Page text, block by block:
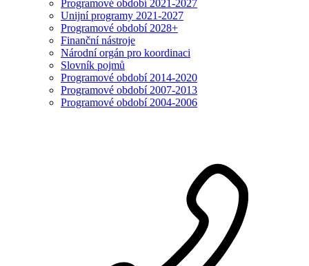
Programové období 2021-2027
Unijní programy 2021-2027
Programové období 2028+
Finanční nástroje
Národní orgán pro koordinaci
Slovník pojmů
Programové období 2014-2020
Programové období 2007-2013
Programové období 2004-2006